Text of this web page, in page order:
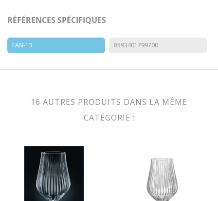
RÉFÉRENCES SPÉCIFIQUES
EAN-13 8593401799700
16 AUTRES PRODUITS DANS LA MÊME
CATÉGORIE :